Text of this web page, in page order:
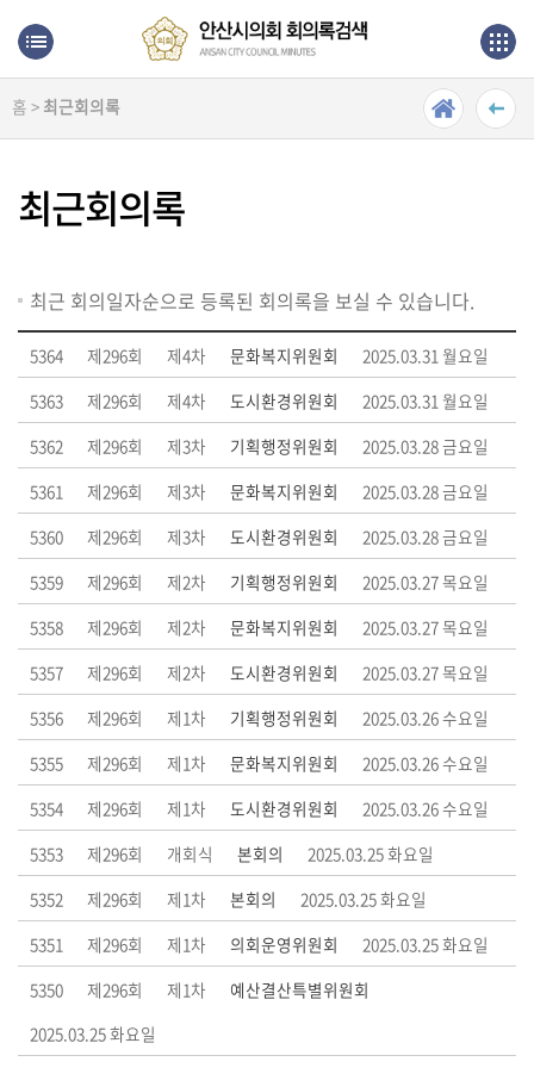
본문으로 바로가기
메인메뉴 바로가기
최
근
의
록
단
순
검
색
상
세
검
색
부
록
검
색
시
정
질
문
답
변
5
분
자
유
발
홈 > 최근회의록
최근회의록
최근 회의일자순으로 등록된 회의록을 보실 수 있습니다.
5364 제296회 제4차 문화복지위원회
2025.03.31 월요일
5363
제296회 제4차 도시환경위원회
2025.03.31 월요일
5362
제296회 제3차 기획행정위원회
2025.03.28 금요일
5361
제296회 제3차 문화복지위원회
2025.03.28 금요일
5360
제296회 제3차 도시환경위원회
2025.03.28 금요일
5359
제296회 제2차 기획행정위원회
2025.03.27 목요일
5358
제296회 제2차 문화복지위원회
2025.03.27 목요일
5357
제296회 제2차 도시환경위원회
2025.03.27 목요일
5356
제296회 제1차 기획행정위원회
2025.03.26 수요일
5355
제296회 제1차 문화복지위원회
2025.03.26 수요일
5354
제296회 제1차 도시환경위원회
2025.03.26 수요일
5353
제296회 개회식 본회의
2025.03.25 화요일
5352
제296회 제1차 본회의
2025.03.25 화요일
5351
제296회 제1차 의회운영위원회
2025.03.25 화요일
5350
제296회 제1차
예산결산특별위원회
2025.03.25 화요일